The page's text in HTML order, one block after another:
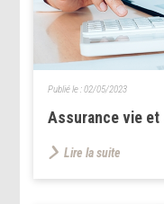
Assurance vie
Publié le :02/05/2023
Lire la suite